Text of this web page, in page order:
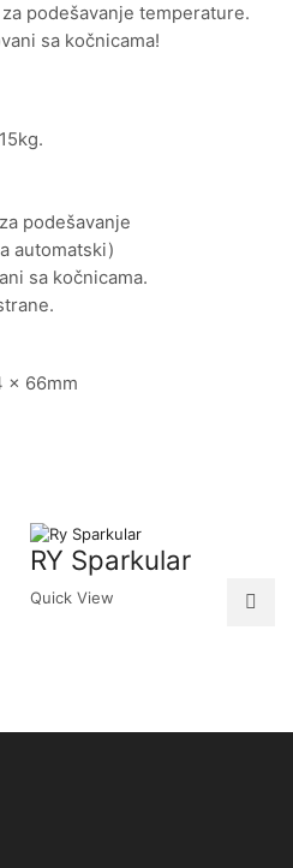
podešavanje temperature.
sa kočnicama!
podešavanje
automatski)
sa kočnicama.
x 66mm
RY Sparkular
Quick View